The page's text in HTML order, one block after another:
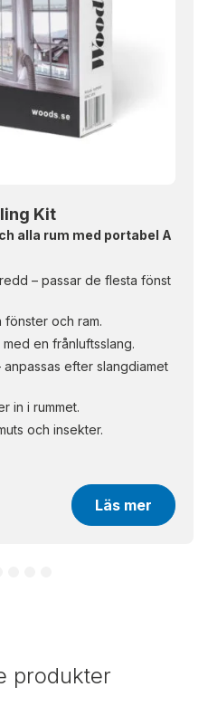
Kit
alla rum med portabel A
– passar de flesta fönst
fönster och ram.
en frånluftsslang.
efter slangdiamet
in i rummet.
och insekter.
Läs mer
produkter